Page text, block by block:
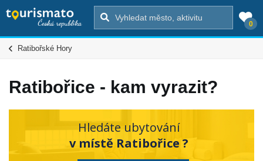
0
Ratibořské Hory
Ratibořice - kam vyrazit?
Hledáte ubytování
v místě Ratibořice ?